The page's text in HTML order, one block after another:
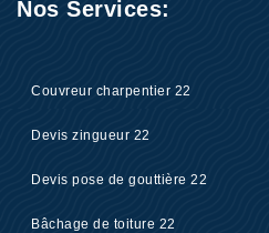
Nos Services:
Couvreur charpentier 22
Devis zingueur 22
Devis pose de gouttière 22
Bâchage de toiture 22